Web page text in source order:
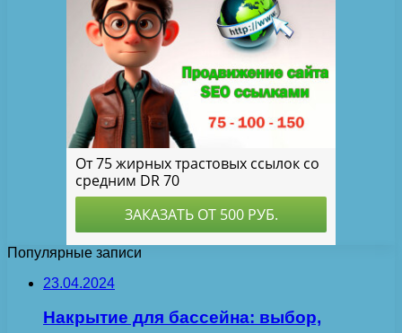
Популярные записи
23.04.2024
Накрытие для бассейна: выбор,